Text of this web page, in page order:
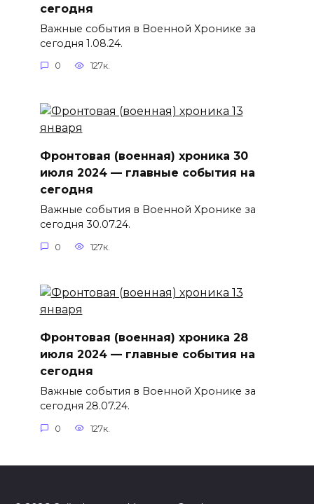
сегодня
Важные события в Военной Хронике за
сегодня 1.08.24.
0 127к.
Фронтовая (военная) хроника 30
июля 2024 — главные события на
сегодня
Важные события в Военной Хронике за
сегодня 30.07.24.
0 127к.
Фронтовая (военная) хроника 28
июля 2024 — главные события на
сегодня
Важные события в Военной Хронике за
сегодня 28.07.24.
0 127к.